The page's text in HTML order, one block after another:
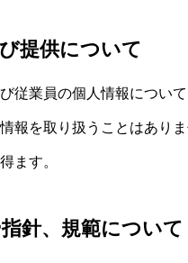
提供について
従業員の個人情報につい
報を取り扱うことはあり
ます。
針、規範について